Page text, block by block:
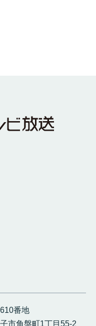
番地
市角盤町1丁目55-2